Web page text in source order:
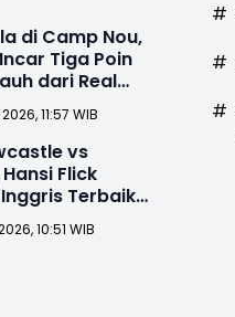
di Camp Nou,
Tiga Poin
dari Real
11:57 WIB
vs
Flick
Terbaik
10:51 WIB
#
#
#